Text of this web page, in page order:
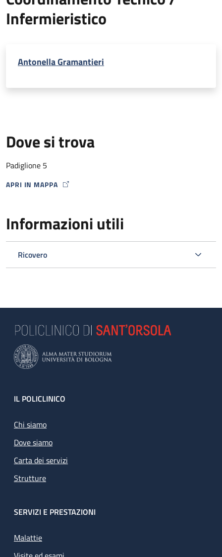
Infermieristico
Antonella Gramantieri
Dove si trova
Padiglione 5
APRI IN MAPPA
MAP ICON
Informazioni utili
Ricovero
Footer
IL POLICLINICO
Chi siamo
Dove siamo
Carta dei servizi
Strutture
SERVIZI E PRESTAZIONI
Malattie